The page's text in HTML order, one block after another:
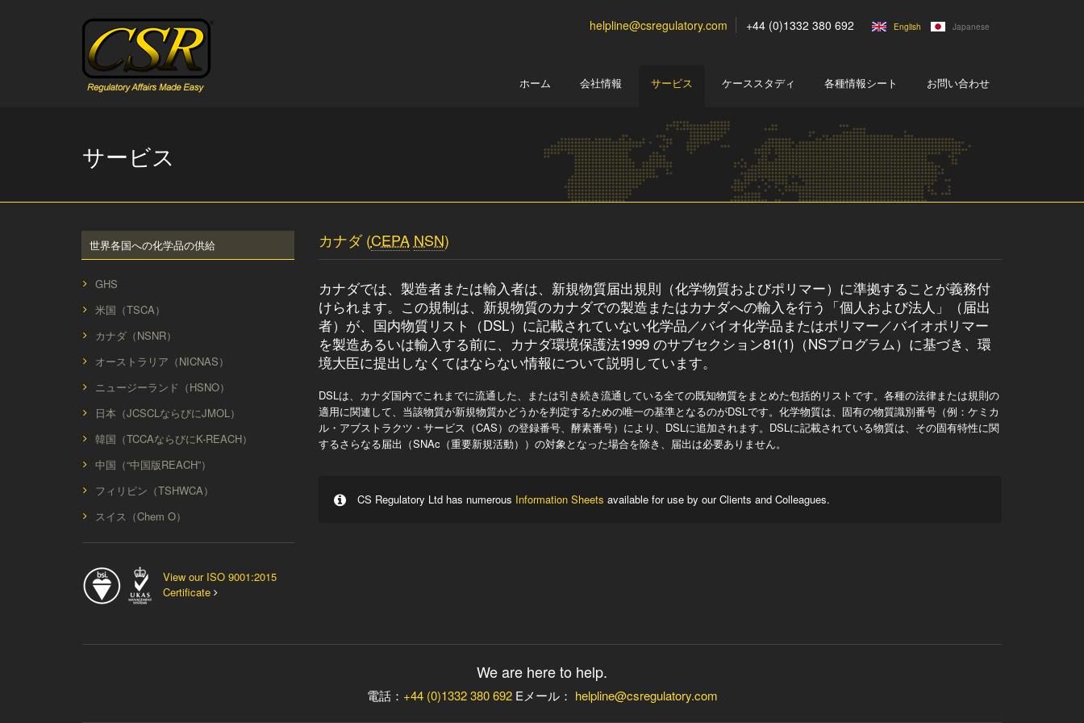
helpline@csregulatory.com +44 (0)1332 380 692 English Japanese
ホーム 会社情報 サービス ケーススタディ 各種情報シート お問い合わせ
サービス
世界各国への化学品の供給
GHS
米国（TSCA）
カナダ（NSNR）
オーストラリア（NICNAS）
ニュージーランド（HSNO）
日本（JCSCLならびにJMOL）
韓国（TCCAならびにK-REACH）
中国（“中国版REACH”）
フィリピン（TSHWCA）
スイス（Chem O）
View our ISO 9001:2015
Certificate
カナダ (CEPA NSN)
カナダでは、製造者または輸入者は、新規物質届出規則（化学物質およびポリマー）に準拠することが義務付
けられます。この規制は、新規物質のカナダでの製造またはカナダへの輸入を行う「個人および法人」（届出
者）が、国内物質リスト（DSL）に記載されていない化学品／バイオ化学品またはポリマー／バイオポリマー
を製造あるいは輸入する前に、カナダ環境保護法1999 のサブセクション81(1)（NSプログラム）に基づき、環
境大臣に提出しなくてはならない情報について説明しています。
DSLは、カナダ国内でこれまでに流通した、または引き続き流通している全ての既知物質をまとめた包括的リストです。各種の法律または規則の
適用に関連して、当該物質が新規物質かどうかを判定するための唯一の基準となるのがDSLです。化学物質は、固有の物質識別番号（例：ケミカ
ル・アブストラクツ・サービス（CAS）の登録番号、酵素番号）により、DSLに追加されます。DSLに記載されている物質は、その固有特性に関
するさらなる届出（SNAc（重要新規活動））の対象となった場合を除き、届出は必要ありません。
CS Regulatory Ltd has numerous Information Sheets available for use by our Clients and Colleagues.
We are here to help.
電話： +44 (0)1332 380 692Eメール： helpline@csregulatory.com